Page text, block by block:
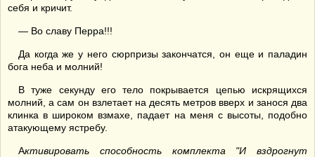
себя и кричит.
— Во славу Перра!!!
Да когда же у него сюрпризы закончатся, он еще и паладин
бога неба и молний!
В туже секунду его тело покрывается цепью искрящихся
молний, а сам он взлетает на десять метров вверх и занося два
клинка в широком взмахе, падает на меня с высоты, подобно
атакующему ястребу.
Активировать способность комплекта "И вздрогнут